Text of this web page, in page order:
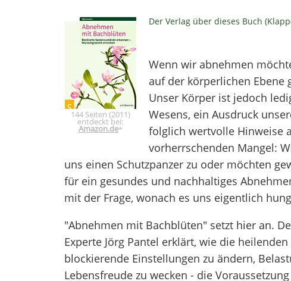
144 Seiten (2011)
entdeckt bei:
Amazon.de*
Der Verlag über dieses Buch
Wenn wir abnehmen
auf der körperlichen Ebene
Unser Körper ist jedoch
Wesens, ein Ausdruck
folglich wertvolle Hinweise
vorherrschenden Mangel:
uns einen Schutzpanzer zu oder möchten
für ein gesundes und nachhaltiges
mit der Frage, wonach es uns eigentlich
"Abnehmen mit Bachblüten" setzt hier an.
Experte Jörg Pantel erklärt, wie die
blockierende Einstellungen zu ändern,
Lebensfreude zu wecken - die